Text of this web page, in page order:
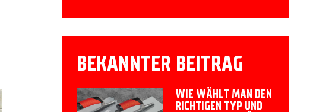
BEKANNTER BEITRAG
WIE WÄHLT MAN DEN
RICHTIGEN TYP UND